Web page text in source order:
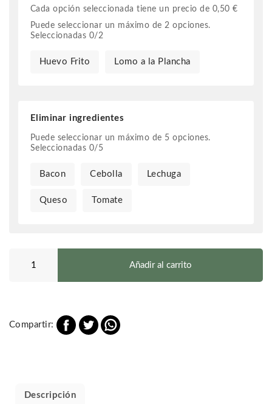
Cada opción seleccionada tiene un precio de 0,50€
Puede seleccionar un máximo de 2 opciones.
Seleccionadas 0/2
Huevo Frito Lomo a la Plancha
Eliminar ingredientes
Puede seleccionar un máximo de 5 opciones.
Seleccionadas 0/5
Bacon Cebolla Lechuga
Queso Tomate
Añadir al carrito
Compartir:
Descripción